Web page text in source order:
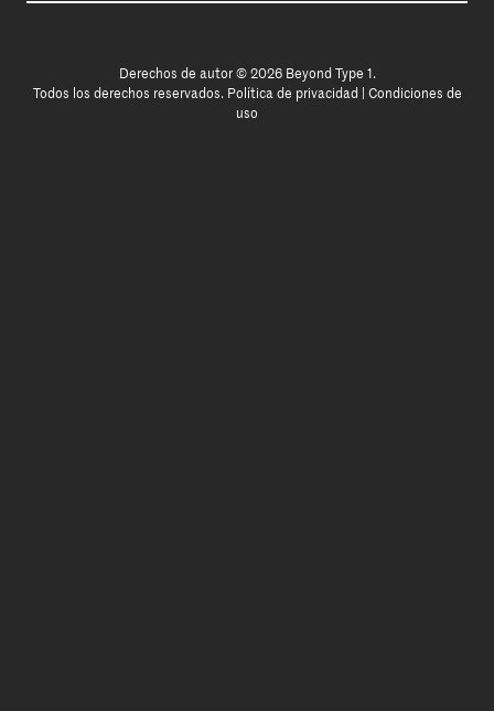
Derechos de autor © 2026 Beyond Type 1.
Todos los derechos reservados. Política de privacidad
Condiciones de
uso